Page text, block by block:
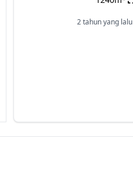
2 tahun yang lalu